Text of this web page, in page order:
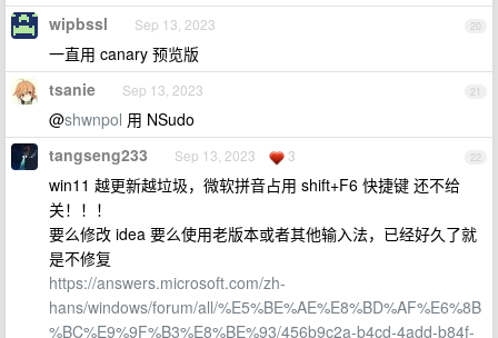
20
wipbssl Sep 13, 2023
一直用 canary 预览版
21
tsanie Sep 13, 2023
@shwnpol 用 NSudo
22
tangseng233 Sep 13, 2023 3
win11 越更新越垃圾，微软拼音占用 shift+F6 快捷键 还不给
关！！！
要么修改 idea 要么使用老版本或者其他输入法，已经好久了就
是不修复
https://answers.microsoft.com/zh-
hans/windows/forum/all/%E5%BE%AE%E8%BD%AF%E6%8B
%BC%E9%9F%B3%E8%BE%93/456b9c2a-b4cd-4add-b84f-